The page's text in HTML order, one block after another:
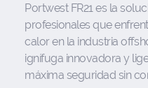
Portwest FR21 es la
profesionales que
calor en la industria
ignífuga innovadora y
máxima seguridad sin